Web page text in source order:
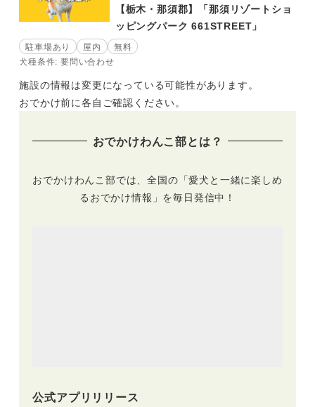
【栃木・那須郡】「那須リゾートショ
ッピングパーク 661STREET」
駐車場あり 屋内
無料
犬種条件: 要問い合わせ
施設の情報は変更になっている可能性があります。
おでかけ前に各自ご確認ください。
おでかけわんこ部とは？
おでかけわんこ部では、全国の「愛犬と一緒に楽しめ
るおでかけ情報」を毎日発信中！
公式アプリリリース